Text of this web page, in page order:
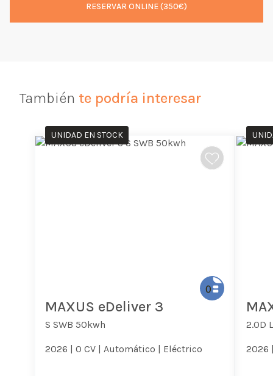
RESERVAR ONLINE (350€)
También te podría interesar
UNIDAD EN STOCK
MAXUS eDeliver 3
S SWB 50kwh
2026 | 0 CV | Automático | Eléctrico
2.0D
2026